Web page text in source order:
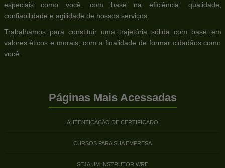
especiais como você, com base na eficiência, qualidade,
confiabilidade e agilidade de nossos serviços.
Trabalhamos para constituir uma trajetória sólida com base em
valores éticos e morais, com a finalidade de formar cidadãos como
você.
Páginas Mais Acessadas
AUTENTICAÇÃO DE CERTIFICADO
CURSOS PARA SUA EMPRESA
SEJA UM INSTRUTOR WRE